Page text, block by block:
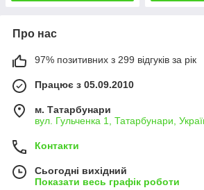
Про нас
97% позитивних з 299 відгуків за рік
Працює з 05.09.2010
м. Татарбунари
вул. Гульченка 1, Татарбунари,
Контакти
Сьогодні вихідний
Показати весь графік роботи